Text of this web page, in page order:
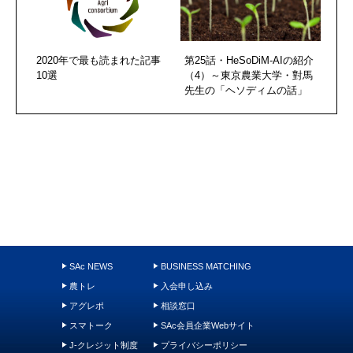
2020年で最も読まれた記事
10選
第25話・HeSoDiM-AIの紹介
（4）～東京農業大学・對馬
先生の「ヘソディムの話」
SAc NEWS
農トレ
アグレポ
スマトーク
J-クレジット制度
BUSINESS MATCHING
入会申し込み
相談窓口
SAc会員企業Webサイト
プライバシーポリシー